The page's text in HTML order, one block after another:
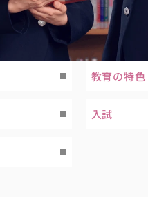
教育の特色
入試